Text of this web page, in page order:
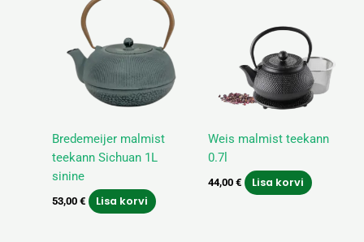
Bredemeijer malmist
teekann Sichuan 1L
sinine
53,00 € Lisa korvi
Weis malmist teekann
0.7l
44,00 € Lisa korvi